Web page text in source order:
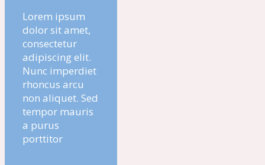
Lorem ipsum
dolor sit amet,
consectetur
adipiscing elit.
Nunc imperdiet
rhoncus arcu
non aliquet. Sed
tempor mauris
a purus
porttitor